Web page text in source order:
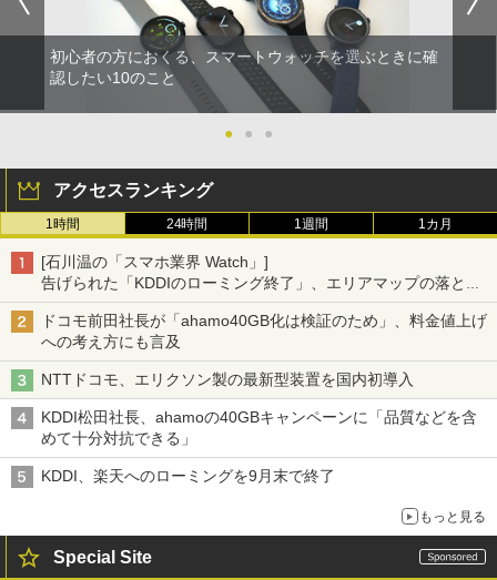
初心者の方におくる、スマートウォッチを選ぶときに確
認したい10のこと
● ● ●
アクセスランキング
1時間 24時間 1週間 1カ月
[石川温の「スマホ業界 Watch」]
告げられた「KDDIのローミング終了」、エリアマップの落とし
穴と楽天モバイルの課題
ドコモ前田社長が「ahamo40GB化は検証のため」、料金値上げ
への考え方にも言及
NTTドコモ、エリクソン製の最新型装置を国内初導入
KDDI松田社長、ahamoの40GBキャンペーンに「品質などを含
めて十分対抗できる」
KDDI、楽天へのローミングを9月末で終了
もっと見る
Special Site